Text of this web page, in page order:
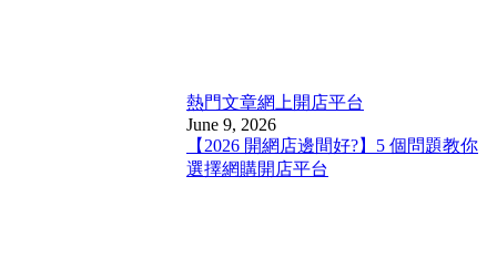
熱門文章網上開店平台
June 9, 2026
【2026 開網店邊間好?】5 個問題教你
選擇網購開店平台